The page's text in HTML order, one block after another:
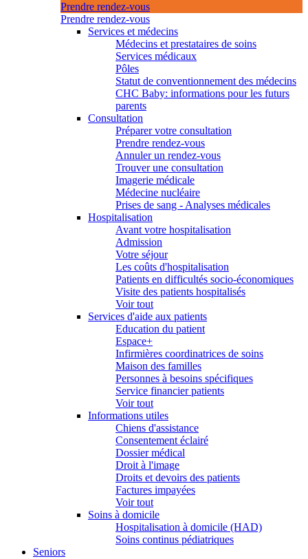
Prendre rendez-vous
Prendre rendez-vous
Services et médecins
Médecins et prestataires de soins
Services médicaux
Pôles
Statut de conventionnement des médecins
CHC Baby: informations pour les futurs
parents
Consultation
Préparer votre consultation
Prendre rendez-vous
Annuler un rendez-vous
Trouver une consultation
Imagerie médicale
Médecine nucléaire
Prises de sang - Analyses médicales
Hospitalisation
Avant votre hospitalisation
Admission
Votre séjour
Les coûts d'hospitalisation
Patients en difficultés socio-économiques
Visite des patients hospitalisés
Voir tout
Services d'aide aux patients
Education du patient
Espace+
Infirmières coordinatrices de soins
Maison des familles
Personnes à besoins spécifiques
Service financier patients
Voir tout
Informations utiles
Chiens d'assistance
Consentement éclairé
Dossier médical
Droit à l'image
Droits et devoirs des patients
Factures impayées
Voir tout
Soins à domicile
Hospitalisation à domicile (HAD)
Soins continus pédiatriques
Seniors